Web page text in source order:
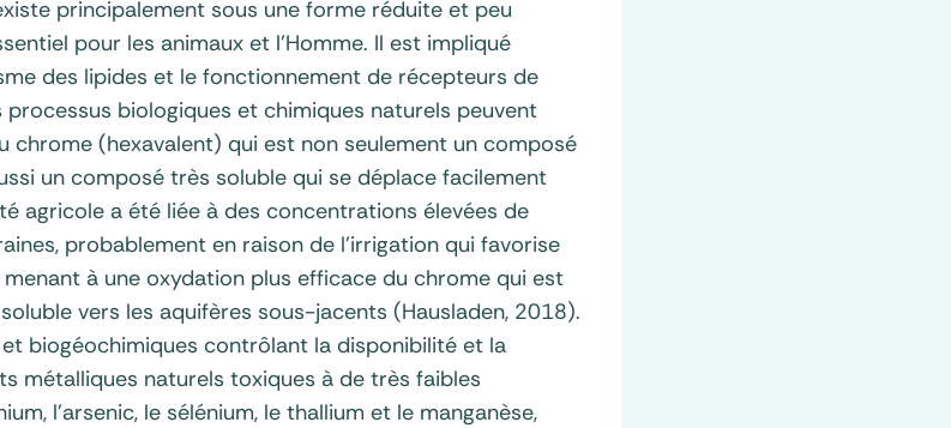
principalement sous une forme réduite et peu
pour les animaux et l’Homme. Il est impliqué
des lipides et le fonctionnement de récepteurs de
processus biologiques et chimiques naturels peuvent
chrome (hexavalent) qui est non seulement un composé
un composé très soluble qui se déplace facilement
agricole a été liée à des concentrations élevées de
probablement en raison de l’irrigation qui favorise
menant à une oxydation plus efficace du chrome qui est
vers les aquifères sous-jacents (Hausladen, 2018).
biogéochimiques contrôlant la disponibilité et la
métalliques naturels toxiques à de très faibles
l’arsenic, le sélénium, le thallium et le manganèse,